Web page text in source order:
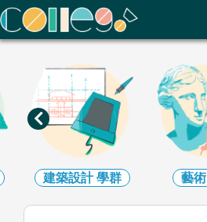
ColleGo! 大學選才與高中育才輔助系統
建築設計學群 藝術